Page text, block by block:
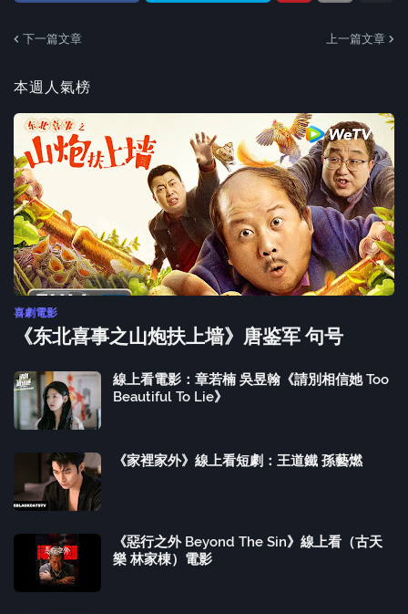
下一篇文章 上一篇文章
本週人氣榜
喜劇電影
《东北喜事之山炮扶上墙》唐鉴军 句号
線上看電影：章若楠 吳昱翰《請別相信她 Too
Beautiful To Lie》
《家裡家外》線上看短劇：王道鐵 孫藝燃
《惡行之外 Beyond The Sin》線上看（古天
樂 林家棟）電影